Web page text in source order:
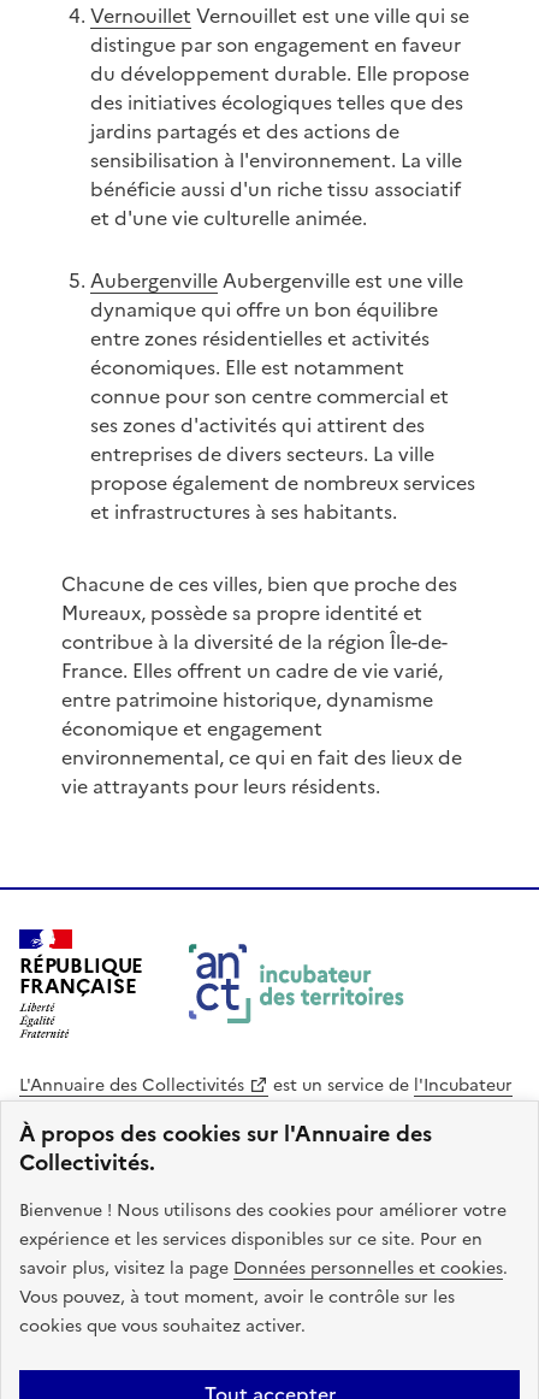
À propos des cookies sur l'Annuaire des
Collectivités.
Bienvenue ! Nous utilisons des cookies pour améliorer votre
expérience et les services disponibles sur ce site. Pour en
savoir plus, visitez la page Données personnelles et cookies.
Vous pouvez, à tout moment, avoir le contrôle sur les
cookies que vous souhaitez activer.
Vernouillet Vernouillet est une ville qui se
distingue par son engagement en faveur
du développement durable. Elle propose
des initiatives écologiques telles que des
jardins partagés et des actions de
sensibilisation à l'environnement. La ville
bénéficie aussi d'un riche tissu associatif
et d'une vie culturelle animée.
AubergenvilleAubergenville est une ville
dynamique qui offre un bon équilibre
entre zones résidentielles et activités
économiques. Elle est notamment
connue pour son centre commercial et
ses zones d'activités qui attirent des
entreprises de divers secteurs. La ville
propose également de nombreux services
et infrastructures à ses habitants.
Chacune de ces villes, bien que proche des
Mureaux, possède sa propre identité et
contribue à la diversité de la région Île-de-
France. Elles offrent un cadre de vie varié,
entre patrimoine historique, dynamisme
économique et engagement
environnemental, ce qui en fait des lieux de
vie attrayants pour leurs résidents.
RÉPUBLIQUE
FRANÇAISE
L'Annuaire des Collectivités est un service de l'Incubateur
des Territoires
Cohésion des Territoires
. Le code source de ce site web
est disponible en licence libre. Le design de ce site est conçu
avec le système de design de l’État.
legifrance.gouv.fr
info.gouv.fr
service-public.gouv.fr
data.gouv.fr
Plan du site Accessibilite : non conforme Mentions légales